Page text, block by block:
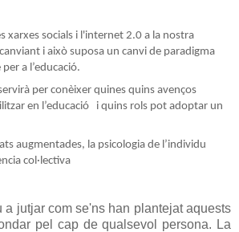
xarxes socials i l'internet 2.0 a la nostra
i això suposa un canvi de paradigma
a l’educació.
per conèixer quines quins avenços
en l’educació i quins rols pot adoptar un
augmentades, la psicologia de l’individu
col·lectiva
a jutjar com se'ns han plantejat aquests
pel cap de qualsevol persona. La